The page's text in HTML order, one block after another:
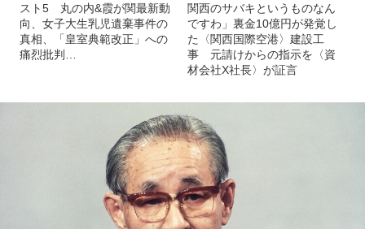
スト5 丸の内&霞が関最新動
向、女子大生乳児遺棄事件の
真相、「皇室典範改正」への
痛烈批判…
関西のサバキというものなん
ですわ」裏金10億円が発覚し
た〈関西国際空港〉建設工
事 元請けからの指示を〈資
材会社X社長〉が証言